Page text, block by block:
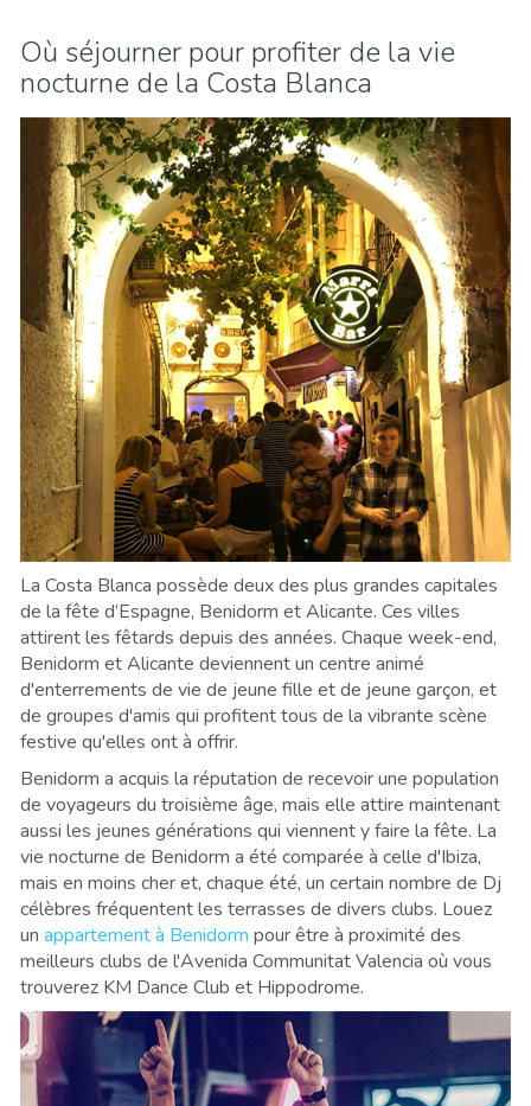
Où séjourner pour profiter de la vie
nocturne de la Costa Blanca
La Costa Blanca possède deux des plus grandes capitales
de la fête d’Espagne, Benidorm et Alicante. Ces villes
attirent les fêtards depuis des années. Chaque week-end,
Benidorm et Alicante deviennent un centre animé
d'enterrements de vie de jeune fille et de jeune garçon, et
de groupes d'amis qui profitent tous de la vibrante scène
festive qu'elles ont à offrir.
Benidorm a acquis la réputation de recevoir une population
de voyageurs du troisième âge, mais elle attire maintenant
aussi les jeunes générations qui viennent y faire la fête. La
vie nocturne de Benidorm a été comparée à celle d'Ibiza,
mais en moins cher et, chaque été, un certain nombre de Dj
célèbres fréquentent les terrasses de divers clubs. Louez
un appartement à Benidorm pour être à proximité des
meilleurs clubs de l'Avenida Communitat Valencia où vous
trouverez KM Dance Club et Hippodrome.